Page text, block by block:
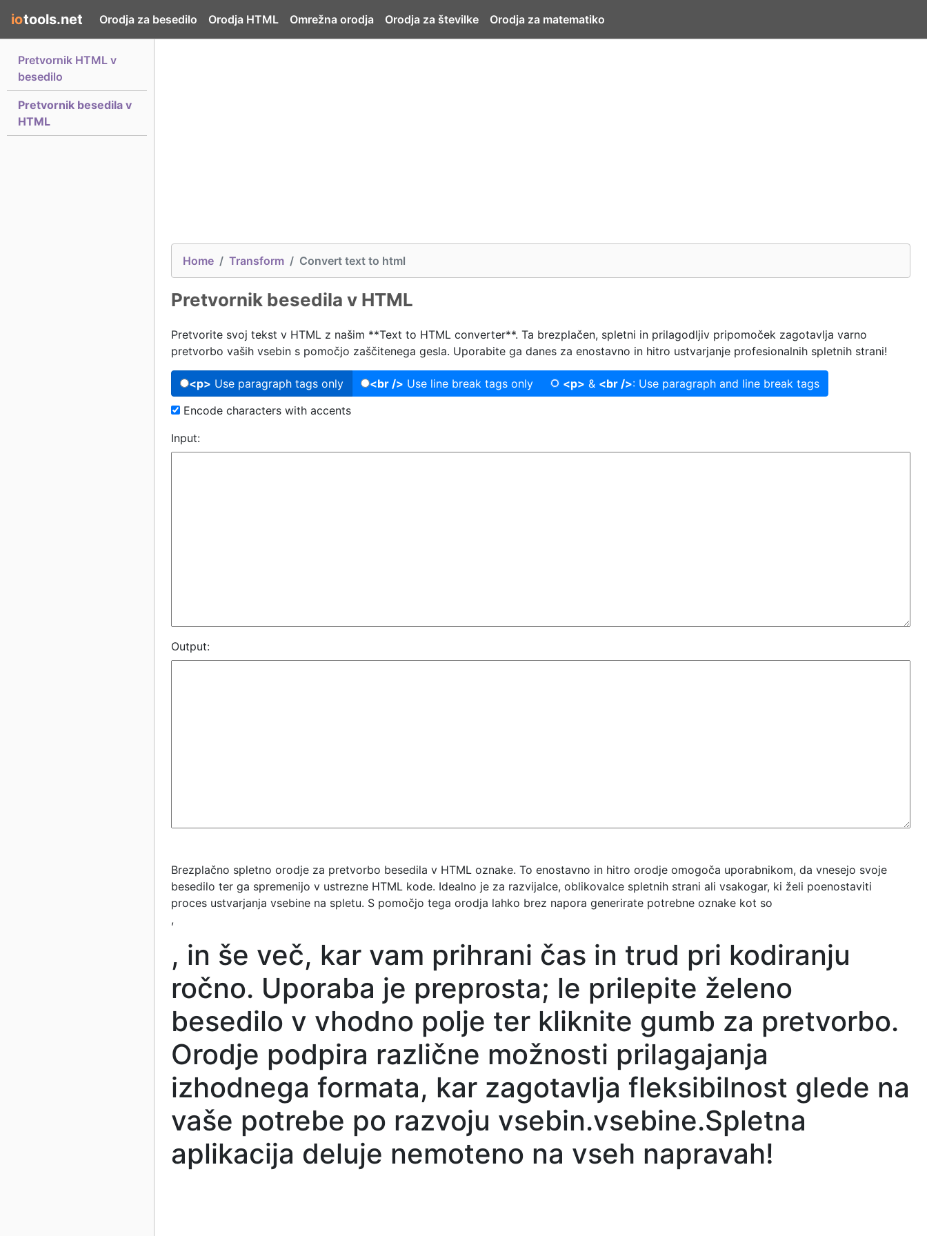
iotools.net Orodja za besedilo Orodja HTML Omrežna orodja Orodja za številke Orodja za matematiko
Pretvornik HTML v
besedilo
Pretvornik besedila v
HTML
Home Transform Convert text to html
Pretvornik besedila v HTML
Pretvorite svoj tekst v HTML z našim **Text to HTML converter**. Ta brezplačen, spletni in prilagodljiv pripomoček zagotavlja varno
pretvorbo vaših vsebin s pomočjo zaščitenega gesla. Uporabite ga danes za enostavno in hitro ustvarjanje profesionalnih spletnih strani!
<p> Use paragraph tags only <br /> Use line break tags only <p> & <br />: Use paragraph and line break tags
Encode characters with accents
Input:
Output:
Brezplačno spletno orodje za pretvorbo besedila v HTML oznake. To enostavno in hitro orodje omogoča uporabnikom, da vnesejo svoje
besedilo ter ga spremenijo v ustrezne HTML kode. Idealno je za razvijalce, oblikovalce spletnih strani ali vsakogar, ki želi poenostaviti
proces ustvarjanja vsebine na spletu. S pomočjo tega orodja lahko brez napora generirate potrebne oznake kot so
,
, in še več, kar vam prihrani čas in trud pri kodiranju
ročno. Uporaba je preprosta; le prilepite želeno
besedilo v vhodno polje ter kliknite gumb za pretvorbo.
Orodje podpira različne možnosti prilagajanja
izhodnega formata, kar zagotavlja fleksibilnost glede na
vaše potrebe po razvoju vsebin.vsebine.Spletna
aplikacija deluje nemoteno na vseh napravah!